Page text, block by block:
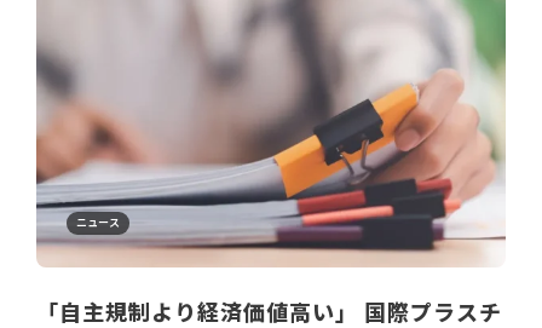
ニュース
「自主規制より経済価値高い」 国際プラスチ